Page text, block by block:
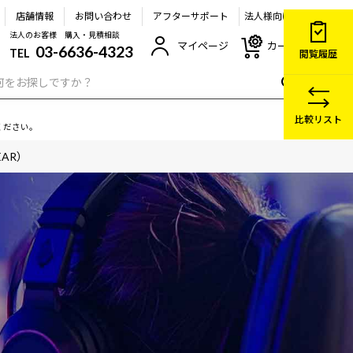
店舗情報 お問い合わせ アフターサポート 法人様向け
法人のお客様 購入・見積相談
TEL 03-6636-4323 マイページ カート
さい。
）
閲覧履歴
比較リスト